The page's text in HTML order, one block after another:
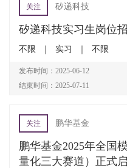
关注 矽递科技
矽递科技实习生岗位
不限 实习 不限
发布时间：2025-06-12
结束时间：2025-07-11
关注 鹏华基金
鹏华基金2025年全国
量化三大赛道）正式启